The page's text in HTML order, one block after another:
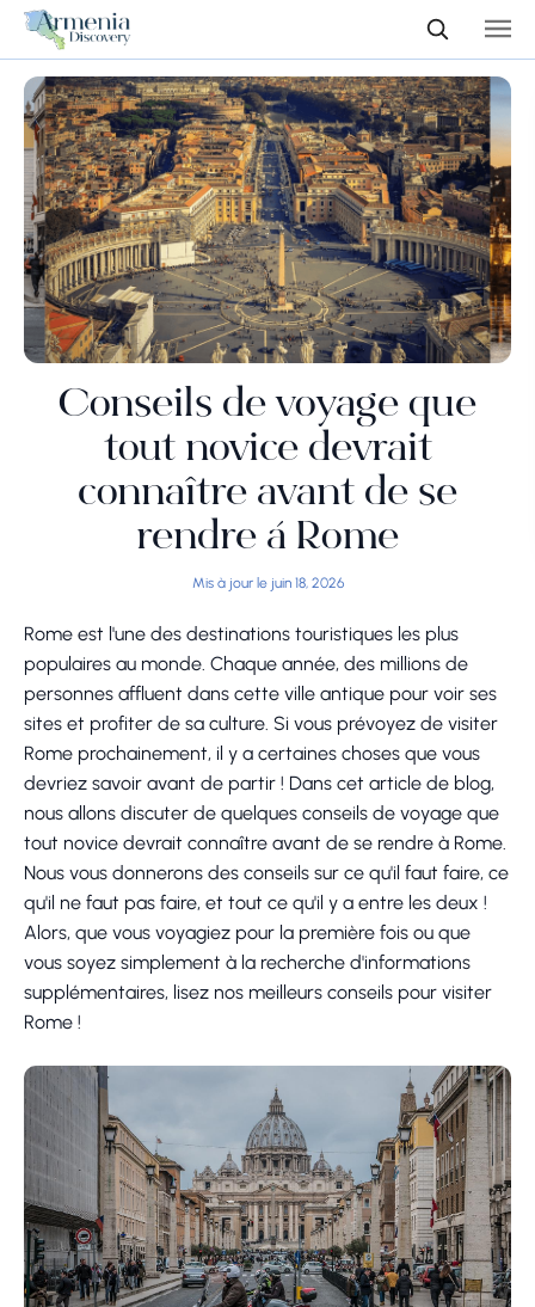
Conseils de voyage que
tout novice devrait
connaître avant de se
rendre à Rome
Mis à jour le juin 18, 2026
Rome est l'une des destinations touristiques les plus
populaires au monde. Chaque année, des millions de
personnes affluent dans cette ville antique pour voir ses
sites et profiter de sa culture. Si vous prévoyez de visiter
Rome prochainement, il y a certaines choses que vous
devriez savoir avant de partir ! Dans cet article de blog,
nous allons discuter de quelques conseils de voyage que
tout novice devrait connaître avant de se rendre à Rome.
Nous vous donnerons des conseils sur ce qu'il faut faire, ce
qu'il ne faut pas faire, et tout ce qu'il y a entre les deux !
Alors, que vous voyagiez pour la première fois ou que
vous soyez simplement à la recherche d'informations
supplémentaires, lisez nos meilleurs conseils pour visiter
Rome !